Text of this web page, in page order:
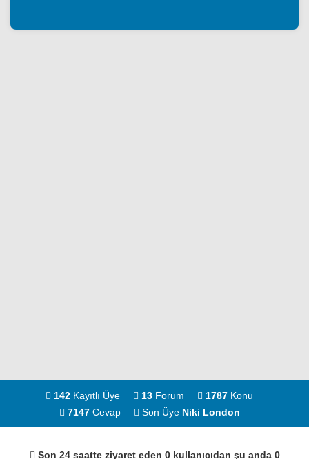
142 Kayıtlı Üye 13 Forum 1787 Konu
7147Cevap Son Üye Niki London
Son 24 saatte ziyaret eden 0 kullanıcıdan şu anda 0